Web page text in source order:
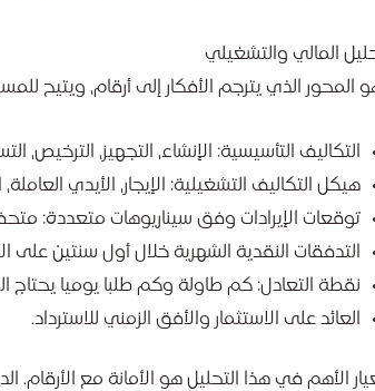
المحور الذي يترجم الأفكار إلى أرقام، ويتيح
التكاليف التأسيسية: الإنشاء، التجهيز، الترخيص،
هيكل التكاليف التشغيلية: الإيجار، الأيدي العاملة،
توقعات الإيرادات وفق سيناريوهات متعددة:
التدفقات النقدية الشهرية خلال أول سنتين على
نقطة التعادل: كم طاولة وكم طلبا يوميا يحتاج
العائد على الاستثمار والأفق الزمني للاسترداد.
الأهم في هذا التحليل هو الأمانة مع